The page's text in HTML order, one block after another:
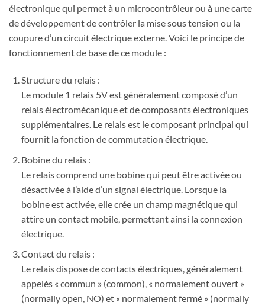
électronique qui permet à un microcontrôleur ou à une carte
de développement de contrôler la mise sous tension ou la
coupure d’un circuit électrique externe. Voici le principe de
fonctionnement de base de ce module :
Structure du relais :
Le module 1 relais 5V est généralement composé d’un
relais électromécanique et de composants électroniques
supplémentaires. Le relais est le composant principal qui
fournit la fonction de commutation électrique.
Bobine du relais :
Le relais comprend une bobine qui peut être activée ou
désactivée à l’aide d’un signal électrique. Lorsque la
bobine est activée, elle crée un champ magnétique qui
attire un contact mobile, permettant ainsi la connexion
électrique.
Contact du relais :
Le relais dispose de contacts électriques, généralement
appelés « commun » (common), « normalement ouvert »
(normally open, NO) et « normalement fermé » (normally